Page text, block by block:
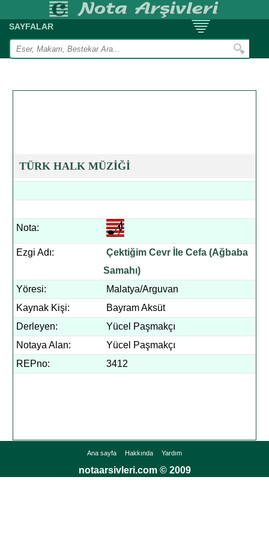
SAYFALAR
TÜRK HALK MÜZİĞİ
Nota:
Ezgi Adı:
Çektiğim Cevr İle Cefa (Ağbaba
Samahı)
Yöresi:
Malatya/Arguvan
Kaynak Kişi:
Bayram Aksüt
Derleyen:
Yücel Paşmakçı
Notaya Alan:
Yücel Paşmakçı
REPno:
3412
Ana sayfa Hakkında Yardım
notaarsivleri.com © 2009